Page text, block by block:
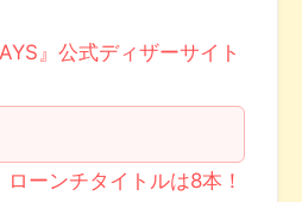
』公式ディザーサイト
ーンチタイトルは8本！